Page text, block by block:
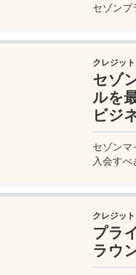
セゾンプ
クレジッ
セゾ
ルを
ビジ
セゾンマ
入会すべ
クレジッ
プラ
ラウ